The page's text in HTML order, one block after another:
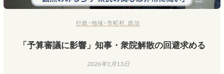
行政･地域･市町村 ,政治
「予算審議に影響」知事・衆院解散の回避求める
2026年1月13日